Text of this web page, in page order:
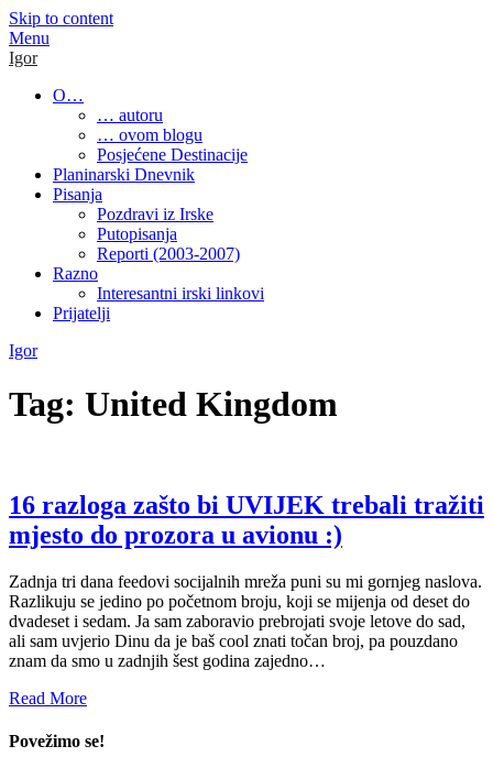
Skip to content
Menu
Igor
O…
… autoru
… ovom blogu
Posjećene Destinacije
Planinarski Dnevnik
Pisanja
Pozdravi iz Irske
Putopisanja
Reporti (2003-2007)
Razno
Interesantni irski linkovi
Prijatelji
Igor
Tag: United Kingdom
16 razloga zašto bi UVIJEK trebali tražiti
mjesto do prozora u avionu :)
Zadnja tri dana feedovi socijalnih mreža puni su mi gornjeg naslova.
Razlikuju se jedino po početnom broju, koji se mijenja od deset do
dvadeset i sedam. Ja sam zaboravio prebrojati svoje letove do sad,
ali sam uvjerio Dinu da je baš cool znati točan broj, pa pouzdano
znam da smo u zadnjih šest godina zajedno…
Read More
Povežimo se!